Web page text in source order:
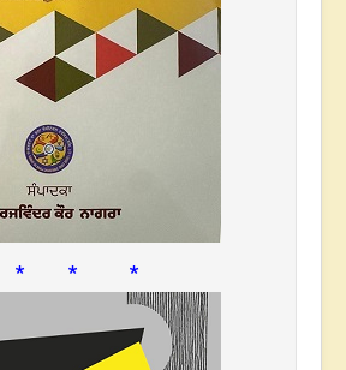
* * *